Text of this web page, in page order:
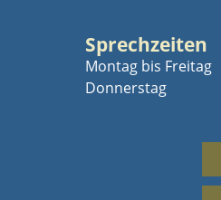
Sprechzeiten
Montag bis Freitag
Donnerstag